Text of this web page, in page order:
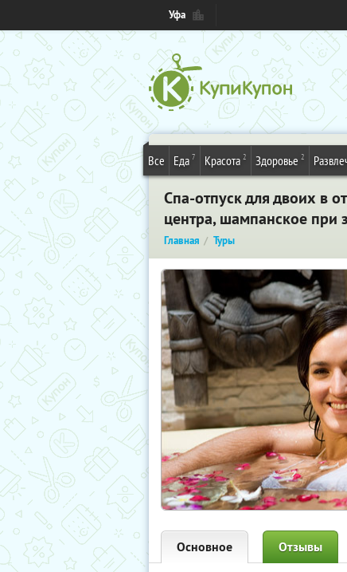
Уфа
Все Еда 7 Красота 2 Здоровье 2
Спа-отпуск для двоих в
центра, шампанское при
Главная Туры
Основное Отзывы